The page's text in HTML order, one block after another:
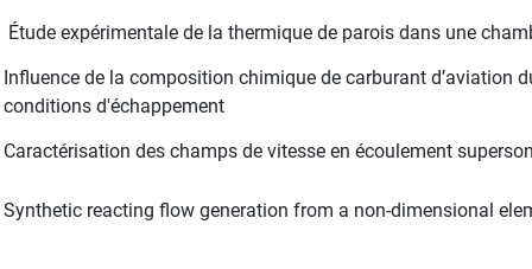
Étude expérimentale de la thermique de parois dans une
Influence de la composition chimique de carburant d’aviation
conditions d'échappement
Caractérisation des champs de vitesse en écoulement
Synthetic reacting flow generation from a non-dimensional